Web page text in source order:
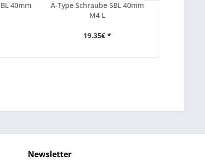
40mm
A-Type Schraube 5BL 40mm
M4 L
19.35€ *
Newsletter